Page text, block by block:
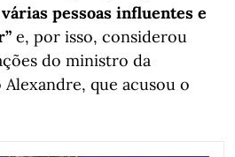
pessoas influentes e
e, por isso, considerou
do ministro da
que acusou o